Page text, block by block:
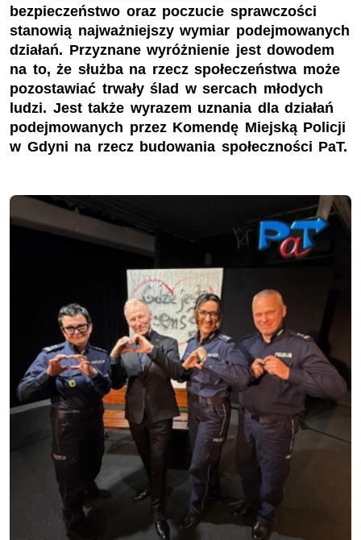
bezpieczeństwo oraz poczucie sprawczości
stanowią najważniejszy wymiar podejmowanych
działań. Przyznane wyróżnienie jest dowodem
na to, że służba na rzecz społeczeństwa może
pozostawiać trwały ślad w sercach młodych
ludzi. Jest także wyrazem uznania dla działań
podejmowanych przez Komendę Miejską Policji
w Gdyni na rzecz budowania społeczności PaT.